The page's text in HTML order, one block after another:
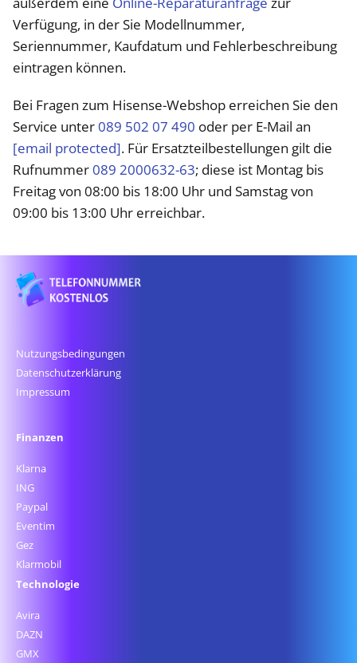
Verfügung, in der Sie Modellnummer,
Seriennummer, Kaufdatum und Fehlerbeschreibung
eintragen können.
Bei Fragen zum Hisense-Webshop erreichen Sie den
Service unter089 502 07 490 oder per E-Mail an
[email protected]. Für Ersatzteilbestellungen gilt die
Rufnummer089 2000632-63; diese ist Montag bis
Freitag von 08:00 bis 18:00 Uhr und Samstag von
09:00 bis 13:00 Uhr erreichbar.
Nutzungsbedingungen
Datenschutz­erklärung
Impressum
Finanzen
Klarna
ING
Paypal
Eventim
Gez
Klarmobil
Technologie
Avira
DAZN
GMX